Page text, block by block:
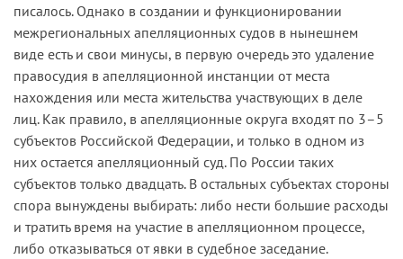
писалось. Однако в создании и функционировании
межрегиональных апелляционных судов в нынешнем
виде есть и свои минусы, в первую очередь это удаление
правосудия в апелляционной инстанции от места
нахождения или места жительства участвующих в деле
лиц. Как правило, в апелляционные округа входят по 3–5
субъектов Российской Федерации, и только в одном из
них остается апелляционный суд. По России таких
субъектов только двадцать. В остальных субъектах стороны
спора вынуждены выбирать: либо нести большие расходы
и тратить время на участие в апелляционном процессе,
либо отказываться от явки в судебное заседание.